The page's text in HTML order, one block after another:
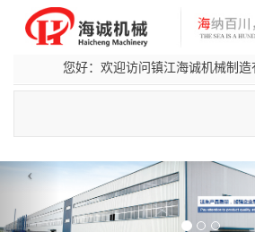
您好：欢迎访问镇江海诚机械制造
‹